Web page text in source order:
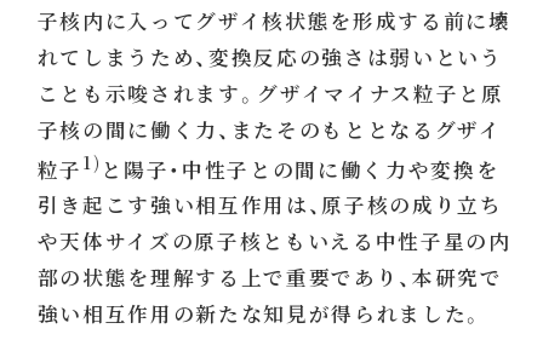
子核内に入ってグザイ核状態を形成する前に壊
れてしまうため、変換反応の強さは弱いという
ことも示唆されます。グザイマイナス粒子と原
子核の間に働く力、またそのもととなるグザイ
粒子 1) と陽子・中性子との間に働く力や変換を
引き起こす強い相互作用は、原子核の成り立ち
や天体サイズの原子核ともいえる中性子星の内
部の状態を理解する上で重要であり、本研究で
強い相互作用の新たな知見が得られました。